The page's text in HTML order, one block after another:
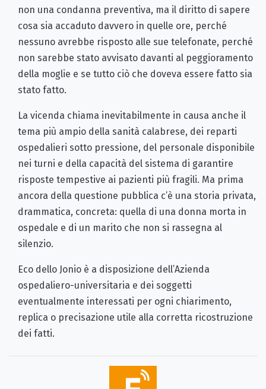
non una condanna preventiva, ma il diritto di sapere
cosa sia accaduto davvero in quelle ore, perché
nessuno avrebbe risposto alle sue telefonate, perché
non sarebbe stato avvisato davanti al peggioramento
della moglie e se tutto ciò che doveva essere fatto sia
stato fatto.
La vicenda chiama inevitabilmente in causa anche il
tema più ampio della sanità calabrese, dei reparti
ospedalieri sotto pressione, del personale disponibile
nei turni e della capacità del sistema di garantire
risposte tempestive ai pazienti più fragili. Ma prima
ancora della questione pubblica c’è una storia privata,
drammatica, concreta: quella di una donna morta in
ospedale e di un marito che non si rassegna al
silenzio.
Eco dello Jonio è a disposizione dell’Azienda
ospedaliero-universitaria e dei soggetti
eventualmente interessati per ogni chiarimento,
replica o precisazione utile alla corretta ricostruzione
dei fatti.